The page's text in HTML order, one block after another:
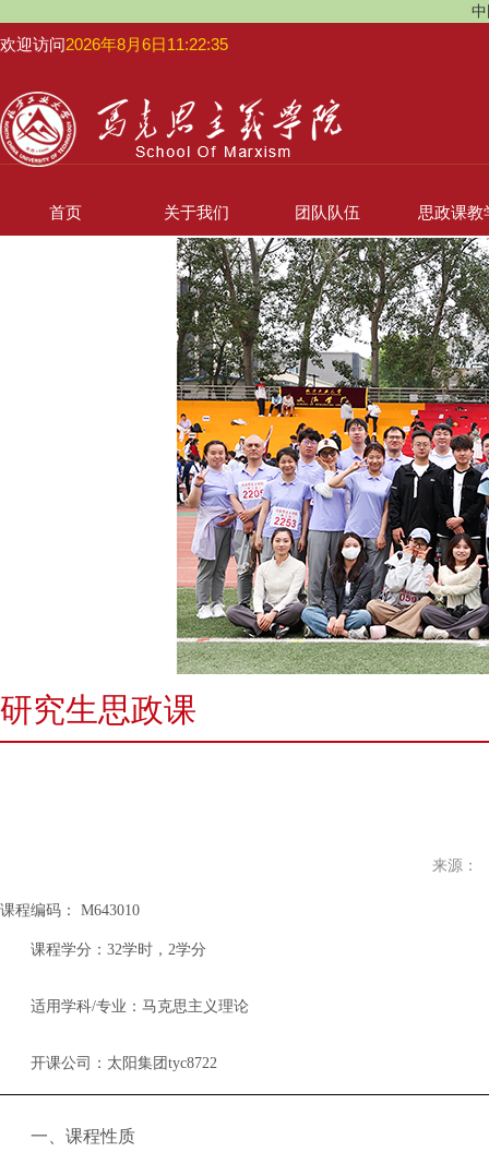
欢迎访问2026年8月6日11:22:36
首页 关于我们 团队队伍 思政课教
研究生思政课
来源：
课程编码： M643010
课程学分： 32学时， 2学分
适用学科/专业：马克思主义理论
开课公司：太阳集团tyc8722
一、课程性质